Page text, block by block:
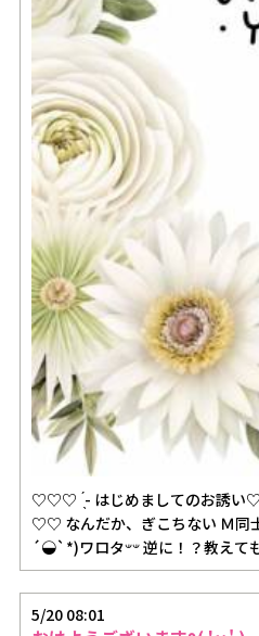
♡♡♡ ̖́- はじめましてのお誘い
♡♡ なんだか、ぎこちない Ｍ同
´◒`*)ワロタ‪𐤔𐤔‬ 逆に！？
5/20 08:01